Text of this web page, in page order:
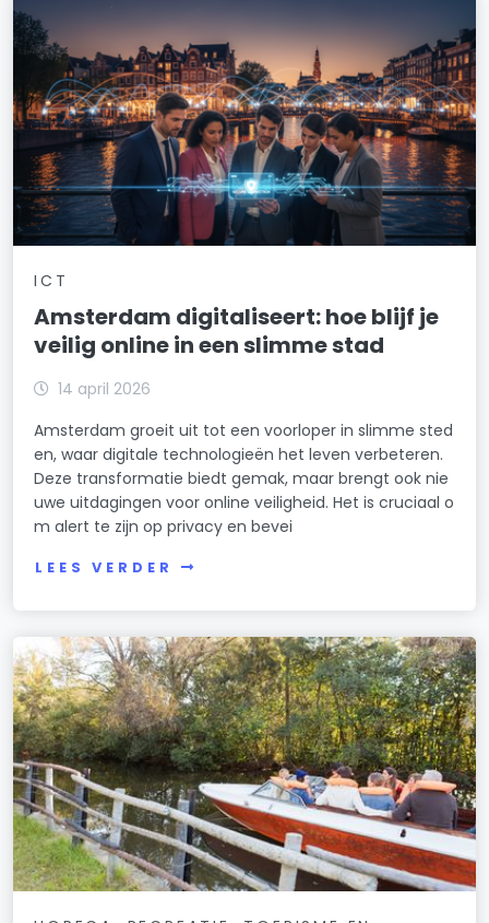
ICT
Amsterdam digitaliseert: hoe blijf je
veilig online in een slimme stad
14 april 2026
Amsterdam groeit uit tot een voorloper in slimme sted
en, waar digitale technologieën het leven verbeteren.
Deze transformatie biedt gemak, maar brengt ook nie
uwe uitdagingen voor online veiligheid. Het is cruciaal o
m alert te zijn op privacy en bevei
LEES VERDER